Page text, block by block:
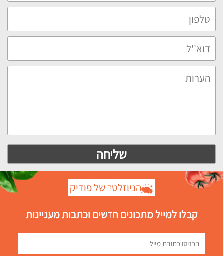
הניוזלטר של פודיק
קבלו למייל מתכונים חדשים וכתבות מעניינות